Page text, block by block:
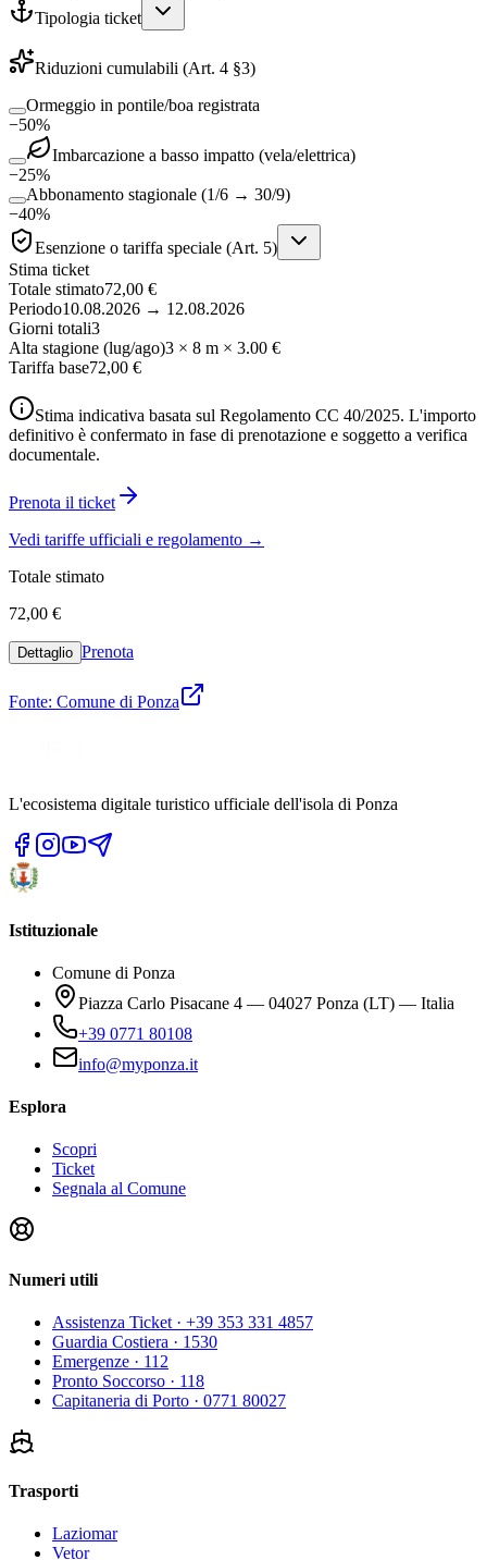
Tipologia ticket
Riduzioni cumulabili (Art. 4 §3)
Ormeggio in pontile/boa registrata
−50%
Imbarcazione a basso impatto (vela/elettrica)
−25%
Abbonamento stagionale (1/6 → 30/9)
−40%
Esenzione o tariffa speciale (Art. 5)
Stima ticket
Totale stimato72,00 €
Periodo10.08.2026 → 12.08.2026
Giorni totali3
Alta stagione (lug/ago)3 × 8 m × 3.00 €
Tariffa base72,00 €
Stima indicativa basata sul Regolamento CC 40/2025. L'importo
definitivo è confermato in fase di prenotazione e soggetto a verifica
documentale.
Prenota il ticket
Vedi tariffe ufficiali e regolamento →
Totale stimato
72,00 €
Dettaglio Prenota
Fonte: Comune di Ponza
L'ecosistema digitale turistico ufficiale dell'isola di Ponza
Istituzionale
Comune di Ponza
Piazza Carlo Pisacane 4 — 04027 Ponza (LT) — Italia
+39 0771 80108
info@myponza.it
Esplora
Scopri
Ticket
Segnala al Comune
Numeri utili
Assistenza Ticket · +39 353 331 4857
Guardia Costiera · 1530
Emergenze · 112
Pronto Soccorso · 118
Capitaneria di Porto · 0771 80027
Trasporti
Laziomar
Vetor